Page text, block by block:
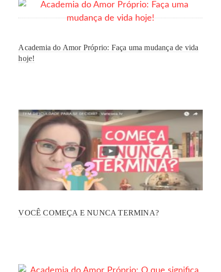
Academia do Amor Próprio: Faça uma mudança de vida
hoje!
VOCÊ COMEÇA E NUNCA TERMINA?